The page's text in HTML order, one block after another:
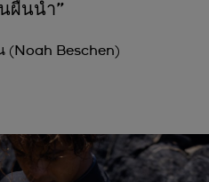
ผืนน้ำ”
(Noah Beschen)